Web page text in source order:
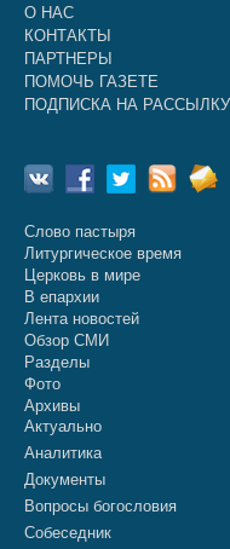
О НАС
КОНТАКТЫ
ПАРТНЕРЫ
ПОМОЧЬ ГАЗЕТЕ
ПОДПИСКА НА РАССЫЛКУ
Слово пастыря
Литургическое время
Церковь в мире
В епархии
Лента новостей
Обзор СМИ
Разделы
Фото
Архивы
Актуально
Аналитика
Документы
Вопросы богословия
Собеседник